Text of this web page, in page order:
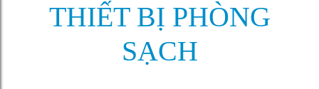
THIẾT BỊ PHÒNG
SẠCH